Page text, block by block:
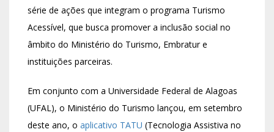
série de ações que integram o programa Turismo
Acessível, que busca promover a inclusão social no
âmbito do Ministério do Turismo, Embratur e
instituições parceiras.
Em conjunto com a Universidade Federal de Alagoas
(UFAL), o Ministério do Turismo lançou, em setembro
deste ano, o aplicativo TATU (Tecnologia Assistiva no